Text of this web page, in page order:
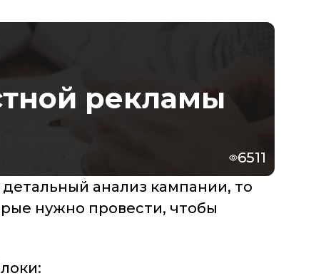
рекламы
6511
анализ кампании, то
нужно провести, чтобы